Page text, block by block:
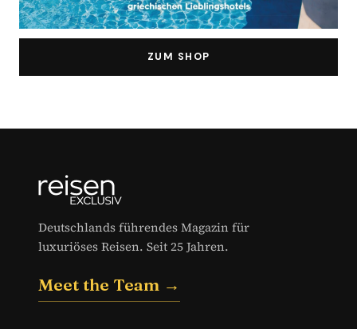
ZUM SHOP
Deutschlands führendes Magazin für
luxuriöses Reisen. Seit 25 Jahren.
Meet the Team →